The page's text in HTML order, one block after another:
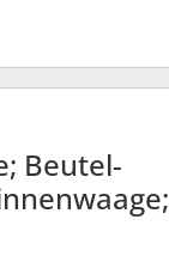
Beutel-